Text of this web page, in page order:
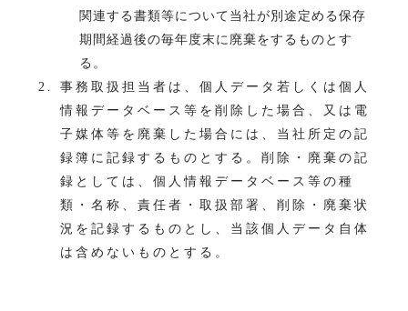
関連する書類等について当社が別途定める保存
期間経過後の毎年度末に廃棄をするものとす
る。
事務取扱担当者は、個人データ若しくは個人
情報データベース等を削除した場合、又は電
子媒体等を廃棄した場合には、当社所定の記
録簿に記録するものとする。削除・廃棄の記
録としては、個人情報データベース等の種
類・名称、責任者・取扱部署、削除・廃棄状
況を記録するものとし、当該個人データ自体
は含めないものとする。